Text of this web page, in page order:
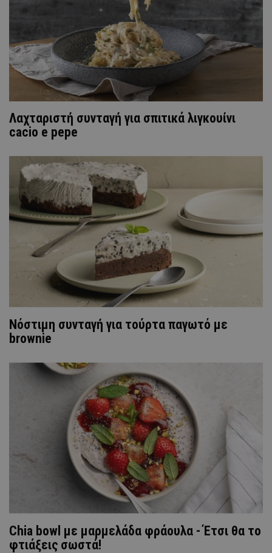
Λαχταριστή συνταγή για σπιτικά λιγκουίνι
cacio e pepe
Nόστιμη συνταγή για τούρτα παγωτό με
brownie
Chia bowl με μαρμελάδα φράουλα - Έτσι θα το
φτιάξεις σωστά!